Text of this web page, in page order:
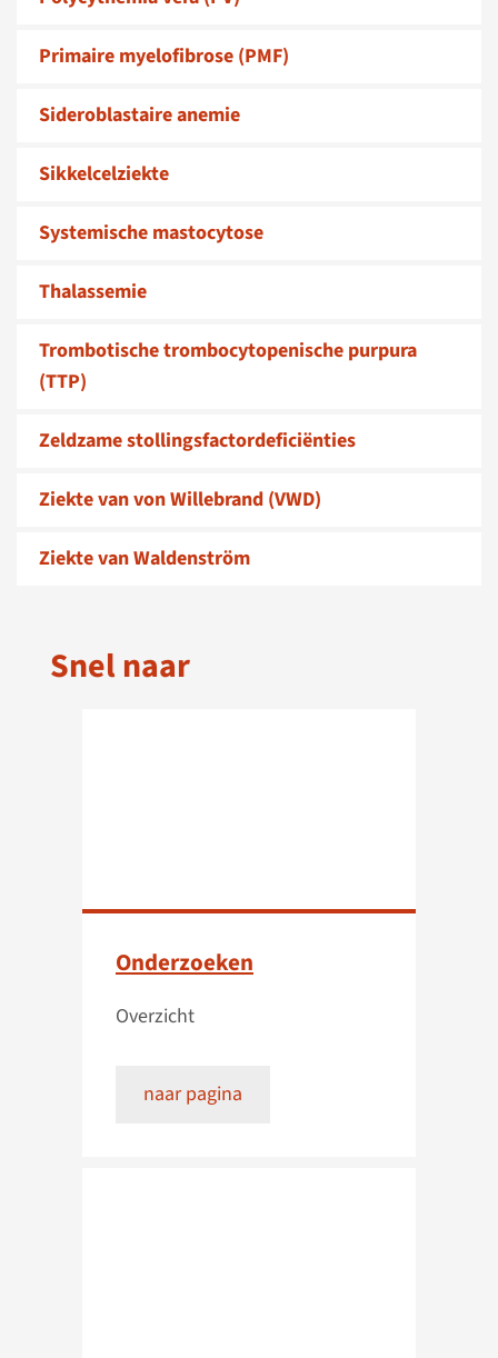
Primaire myelofibrose (PMF)
Sideroblastaire anemie
Sikkelcelziekte
Systemische mastocytose
Thalassemie
Trombotische trombo­cytopenische purpura
(TTP)
Zeldzame stollingsfactor­deficiënties
Ziekte van von Willebrand (VWD)
Ziekte van Waldenström
Snel naar
Onderzoeken
Overzicht
naar pagina